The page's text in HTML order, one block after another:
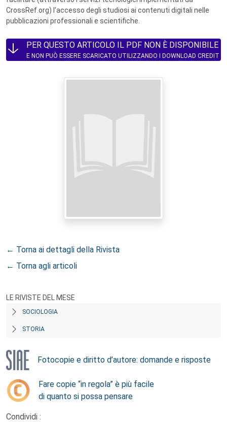
CrossRef.org) l’accesso degli studiosi ai contenuti digitali nelle
pubblicazioni professionali e scientifiche.
PER QUESTO ARTICOLO IL PDF NON È DISPONIBILE
E NON PUÒ ESSERE SCARICATO UTILIZZANDO I DOWNLOAD CREDIT
← Torna ai dettagli della Rivista
← Torna agli articoli
LE RIVISTE DEL MESE
SOCIOLOGIA
STORIA
Fotocopie e diritto d’autore: domande e risposte
Fare copie “in regola” è più facile
di quanto si possa pensare
Condividi :